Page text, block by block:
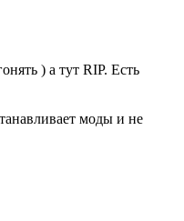
) а тут RIP. Есть
моды и не